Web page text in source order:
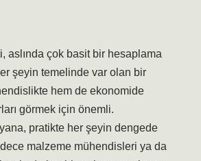
aslında çok basit bir hesaplama
şeyin temelinde var olan bir
hem de ekonomide
görmek için önemli.
pratikte her şeyin dengede
malzeme mühendisleri ya da